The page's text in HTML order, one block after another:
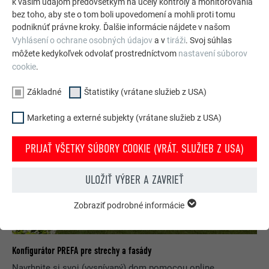
POZRIEŤ SI VIAC REFERENCIÍ
Konfigurátor PREFA pre strechy a fasády
k vašim údajom predovšetkým na účely kontroly a monitorovania
bez toho, aby ste o tom boli upovedomení a mohli proti tomu
podniknúť právne kroky. Ďalšie informácie nájdete v našom
Vyhlásení o ochrane osobných údajova vtiráži. Svoj súhlas
môžete kedykoľvek odvolať prostredníctvom nastavení súborov
cookie.
Základné Štatistiky (vrátane služieb z USA)
Marketing a externé subjekty (vrátane služieb z USA)
PRIJAŤ VŠETKY SÚBORY COOKIE (VRÁT. SLUŽIEB Z USA)
ULOŽIŤ VÝBER A ZAVRIEŤ
na poskytovanie základných funkcií webovej stránky.
Zabezpečujú jej riadne fungovanie.
Zobraziť podrobné informácie